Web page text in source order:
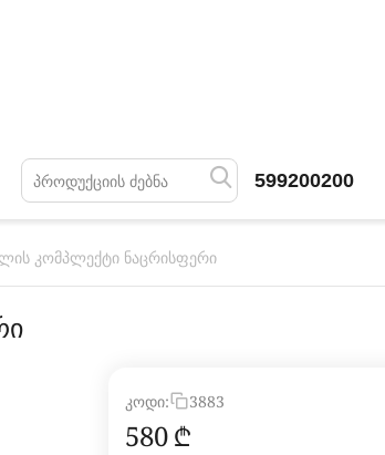
599200200
კომპლექტი ნაცრისფერი
კოდი: 3883
‍580‍₾